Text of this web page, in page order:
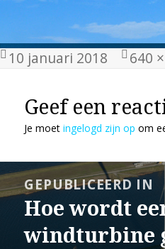
Geplaatst
10 januari 2018 640
Geef een
Je moetingelogd zijn op om
Bericht
navigatieGEPUBLICEERD IN
Hoe wordt
windturbine